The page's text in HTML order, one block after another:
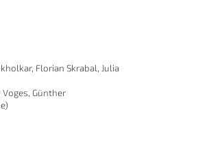
Florian Skrabal, Julia
Günther